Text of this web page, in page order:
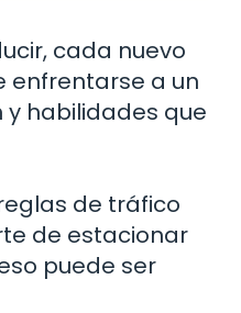
cada nuevo
enfrentarse a un
habilidades que
de tráfico
de estacionar
puede ser